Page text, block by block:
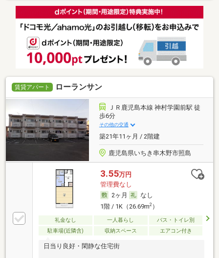
賃貸アパート ローランサン
ＪＲ鹿児島本線 神村学園前駅 徒
歩6分
その他の交通
築21年11ヶ月 / 2階建
鹿児島県いちき串木野市照島
3.55万円
管理費なし
2ヶ月
なし
1階 / 1K（26.69m2）
礼金なし 一人暮らし
バス・トイレ別
駐車場(近隣含)
収納スペース エアコン付き
日当り良好・閑静な住宅街